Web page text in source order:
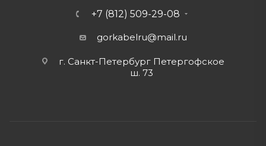
+7 (812) 509-29-08
gorkabelru@mail.ru
г. Санкт-Петербург Петергофское
ш. 73